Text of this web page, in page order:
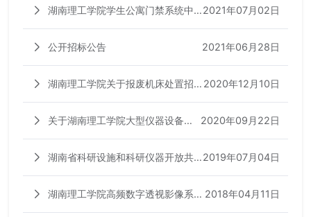
湖南理工学院学生公寓门禁系统中
标信息公告
2021年07月02日
公开招标公告 2021年06月28日
湖南理工学院关于报废机床处置招
标公告
2020年12月10日
关于湖南理工学院大型仪器设备开
放共享收费的通知
2020年09月22日
湖南省科研设施和科研仪器开放共
享服务平台操作说明
2019年07月04日
湖南理工学院高频数字透视影像系统
公开招标公告
2018年04月11日